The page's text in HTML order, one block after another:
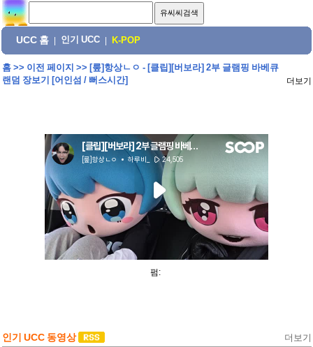
UCC 홈 인기 UCC K-POP
홈>> 이전 페이지 >> [뤂]항상ㄴㅇ - [클립][버보라] 2부 글램핑 바베큐
랜덤 장보기 [어인섬 / 뻐스시간]
더보기
펌:
인기 UCC 동영상 더보기